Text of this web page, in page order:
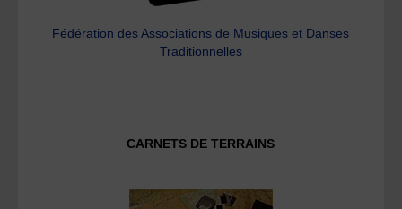
Fédération des Associations de Musiques et Danses
Traditionnelles
CARNETS DE TERRAINS